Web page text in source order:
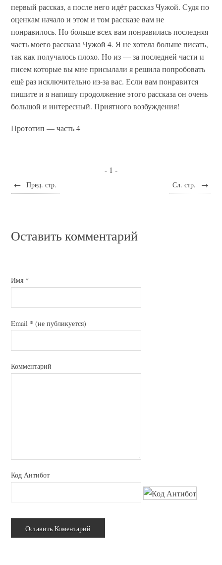
первый рассказ, а после него идёт рассказ Чужой. Судя по
оценкам начало и этом и том рассказе вам не
понравилось. Но больше всех вам понравилась последняя
часть моего рассказа Чужой 4. Я не хотела больше писать,
так как получалось плохо. Но из — за последней части и
писем которые вы мне присылали я решила попробовать
ещё раз исключительно из-за вас. Если вам понравится
пишите и я напишу продолжение этого рассказа он очень
большой и интересный. Приятного возбуждения!
Прототип — часть 4
- 1 -
← Пред. стр. Сл. стр. →
Оставить комментарий
Имя *
Email * (не публикуется)
Комментарий
Код Антибот